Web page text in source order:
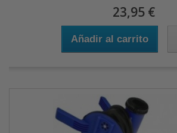
23,95 €
Añadir al carrito